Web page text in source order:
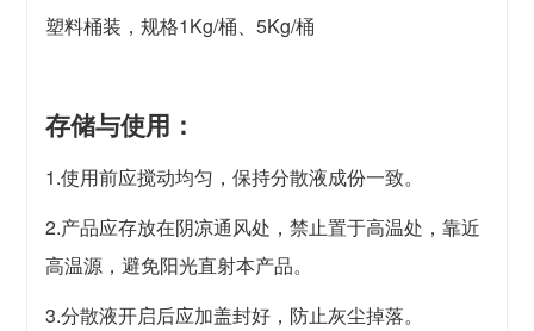
塑料桶装，规格1Kg/桶、5Kg/桶
存储与使用：
1.使用前应搅动均匀，保持分散液成份一致。
2.产品应存放在阴凉通风处，禁止置于高温处，靠近
高温源，避免阳光直射本产品。
3.分散液开启后应加盖封好，防止灰尘掉落。